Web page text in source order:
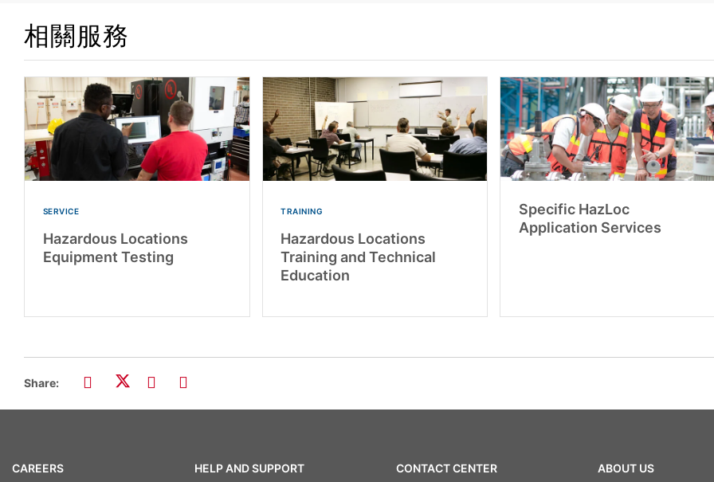
相關服務
SERVICE
Hazardous Locations
Equipment Testing
TRAINING
Hazardous Locations
Training and Technical
Education
Specific HazLoc
Application Services
Share:
CAREERS HELP AND SUPPORT CONTACT CENTER ABOUT US